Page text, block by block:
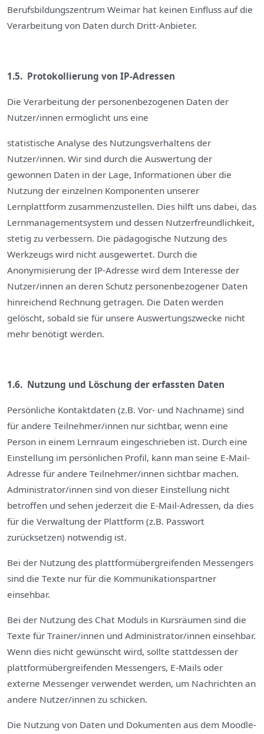
Berufsbildungszentrum Weimar hat keinen Einfluss auf die
Verarbeitung von Daten durch Dritt-Anbieter.
1.5. Protokollierung von IP-Adressen
Die Verarbeitung der personenbezogenen Daten der
Nutzer/innen ermöglicht uns eine
statistische Analyse des Nutzungsverhaltens der
Nutzer/innen. Wir sind durch die Auswertung der
gewonnen Daten in der Lage, Informationen über die
Nutzung der einzelnen Komponenten unserer
Lernplattform zusammenzustellen. Dies hilft uns dabei, das
Lernmanagementsystem und dessen Nutzerfreundlichkeit,
stetig zu verbessern. Die pädagogische Nutzung des
Werkzeugs wird nicht ausgewertet. Durch die
Anonymisierung der IP-Adresse wird dem Interesse der
Nutzer/innen an deren Schutz personenbezogener Daten
hinreichend Rechnung getragen. Die Daten werden
gelöscht, sobald sie für unsere Auswertungszwecke nicht
mehr benötigt werden.
1.6. Nutzung und Löschung der erfassten Daten
Persönliche Kontaktdaten (z.B. Vor- und Nachname) sind
für andere Teilnehmer/innen nur sichtbar, wenn eine
Person in einem Lernraum eingeschrieben ist. Durch eine
Einstellung im persönlichen Profil, kann man seine E-Mail-
Adresse für andere Teilnehmer/innen sichtbar machen.
Administrator/innen sind von dieser Einstellung nicht
betroffen und sehen jederzeit die E-Mail-Adressen, da dies
für die Verwaltung der Plattform (z.B. Passwort
zurücksetzen) notwendig ist.
Bei der Nutzung des plattformübergreifenden Messengers
sind die Texte nur für die Kommunikationspartner
einsehbar.
Bei der Nutzung des Chat Moduls in Kursräumen sind die
Texte für Trainer/innen und Administrator/innen einsehbar.
Wenn dies nicht gewünscht wird, sollte stattdessen der
plattformübergreifenden Messengers, E-Mails oder
externe Messenger verwendet werden, um Nachrichten an
andere Nutzer/innen zu schicken.
Die Nutzung von Daten und Dokumenten aus dem Moodle-